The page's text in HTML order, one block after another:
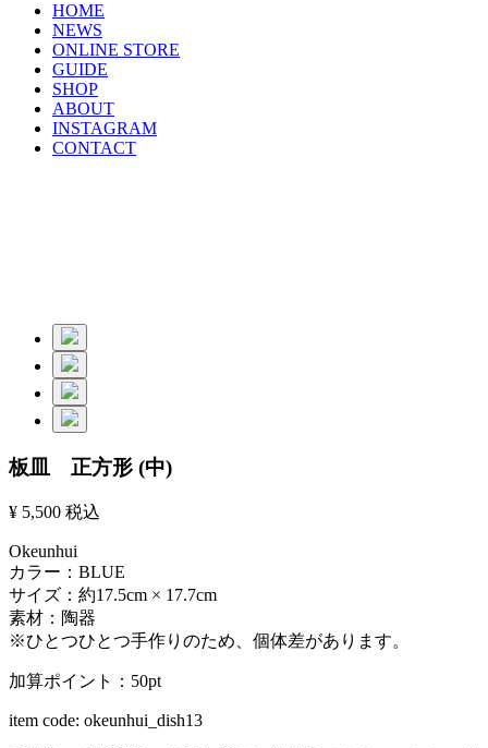
HOME
NEWS
ONLINE STORE
GUIDE
SHOP
ABOUT
INSTAGRAM
CONTACT
板皿 正方形 (中)
¥ 5,500 税込
Okeunhui
カラー：BLUE
サイズ：約17.5cm × 17.7cm
素材：陶器
※ひとつひとつ手作りのため、個体差があります。
加算ポイント： 50pt
item code: okeunhui_dish13